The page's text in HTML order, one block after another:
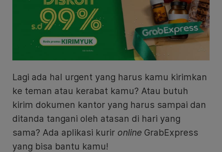
Lagi ada hal urgent yang harus kamu kirimkan
ke teman atau kerabat kamu? Atau butuh
kirim dokumen kantor yang harus sampai dan
ditanda tangani oleh atasan di hari yang
sama? Ada aplikasi kurir online GrabExpress
yang bisa bantu kamu!